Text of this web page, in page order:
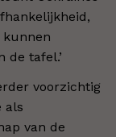
de tafel.’
voorzichtig
als
van de